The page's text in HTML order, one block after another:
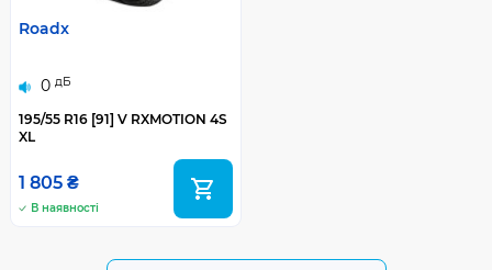
Roadx
0 дБ
195/55 R16 [91] V RXMOTION 4S
XL
1 805 ₴
В наявності